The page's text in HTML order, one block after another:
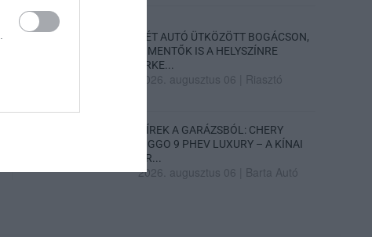
KÉT AUTÓ ÜTKÖZÖTT BOGÁCSON,
A MENTŐK IS A HELYSZÍNRE
ÉRKE...
2026. augusztus 06 Riasztó
HÍREK A GARÁZSBÓL: CHERY
TIGGO 9 PHEV LUXURY – A KÍNAI
PR...
2026. augusztus 06 Barta Autó